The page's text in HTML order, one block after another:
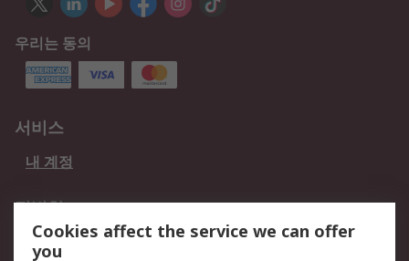
우리는 동의
서비스
내 계정
적법한
개인 정보 보호 정책
데이터 보호
Cookies affect the service we can offer
you